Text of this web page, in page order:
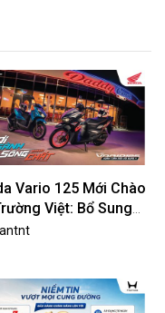
Vario 125 Mới Chào
Việt: Bổ Sung
Bản Street, Giá Từ